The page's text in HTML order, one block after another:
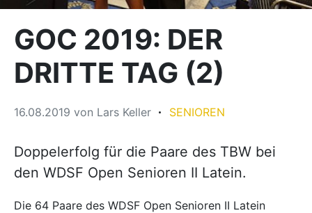
GOC 2019: DER
DRITTE TAG (2)
16.08.2019 von Lars Keller SENIOREN
Doppelerfolg für die Paare des TBW bei
den WDSF Open Senioren II Latein.
Die 64 Paare des WDSF Open Senioren II Latein